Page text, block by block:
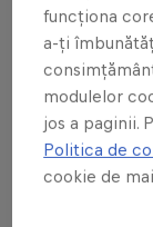
8:00 -
conform
funcționa
a-ți
modulelor
jos a paginii.
Politica de
cookie de